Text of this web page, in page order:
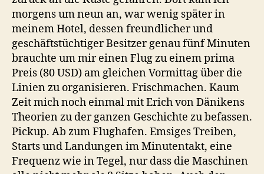
morgens um neun an, war wenig später in
meinem Hotel, dessen freundlicher und
geschäftstüchtiger Besitzer genau fünf Minuten
brauchte um mir einen Flug zu einem prima
Preis (80 USD) am gleichen Vormittag über die
Linien zu organisieren. Frischmachen. Kaum
Zeit mich noch einmal mit Erich von Dänikens
Theorien zu der ganzen Geschichte zu befassen.
Pickup. Ab zum Flughafen. Emsiges Treiben,
Starts und Landungen im Minutentakt, eine
Frequenz wie in Tegel, nur dass die Maschinen